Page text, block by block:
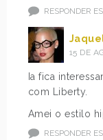
RESPONDER
15 DE
Ia fica
com Liberty.
Amei o estilo
RESPONDER